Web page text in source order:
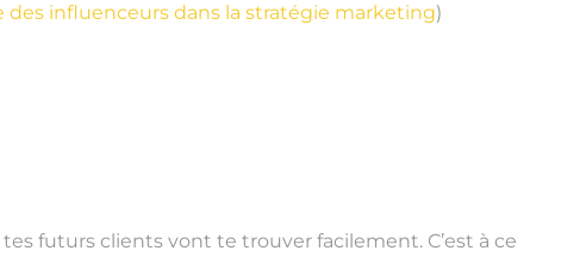
des influenceurs dans la stratégie marketing)
tes futurs clients vont te trouver facilement. C’est à ce